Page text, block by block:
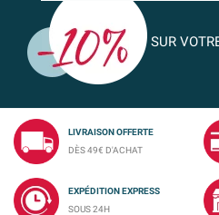
SUR
LIVRAISON OFFERTE
DÈS 49€ D'ACHAT
EXPÉDITION EXPRESS
SOUS 24H